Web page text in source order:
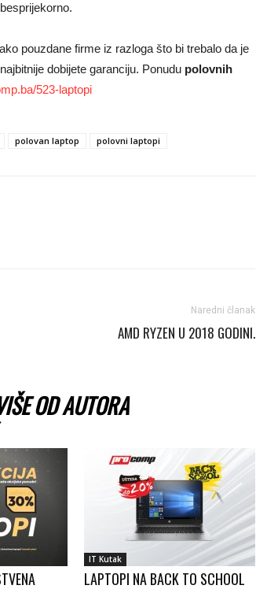
pouzdane firme iz razloga što bi trebalo da je
dobijete garanciju. Ponudu polovnih
523-laptopi
polovan laptop polovni laptopi
Naredni članak
AMD RYZEN U 2018 GODINI.
OD AUTORA
IT Kutak
LAPTOPI NA BACK TO SCHOOL